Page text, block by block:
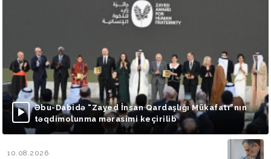
Əbu-Dabidə “Zayed İnsan Qardaşlığı Mükafatı”nın
təqdimolunma mərasimi keçirilib
10.08.2026